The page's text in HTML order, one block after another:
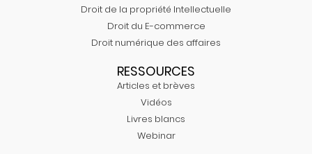
Droit de la propriété Intellectuelle
Droit du E-commerce
Droit numérique des affaires
RESSOURCES
Articles et brèves
Vidéos
Livres blancs
Webinar